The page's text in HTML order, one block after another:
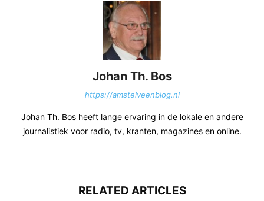
Johan Th. Bos
https://amstelveenblog.nl
Johan Th. Bos heeft lange ervaring in de lokale en andere
journalistiek voor radio, tv, kranten, magazines en online.
RELATED ARTICLES